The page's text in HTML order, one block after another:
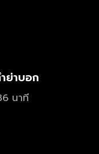
ย่าบอก
นาที